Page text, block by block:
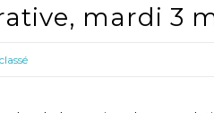
mardi 3